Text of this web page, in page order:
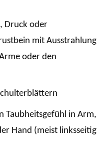
Druck oder
mit Ausstrahlung
oder den
Taubheitsgefühl in Arm,
Hand (meist linksseitig